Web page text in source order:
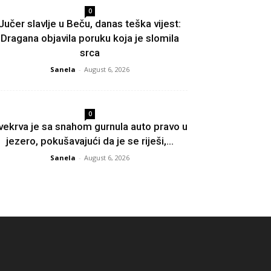
0
slavlje u Beču, danas teška vijest:
Dragana objavila poruku koja je slomila
srca
Sanela - August 6, 2026
0
je sa snahom gurnula auto pravo u
jezero, pokušavajući da je se riješi,...
Sanela - August 6, 2026